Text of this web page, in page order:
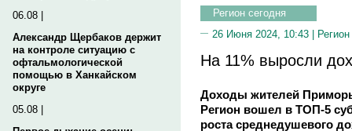
06.08 |
Александр Щербаков держит
на контроле ситуацию с
офтальмологической
помощью в Ханкайском
округе
05.08 |
Регион сегодня
26 Июня 2024, 10:43 |
На 11% выросли
Доходы жителей
Регион вошел в ТОП-5
роста среднедушевого